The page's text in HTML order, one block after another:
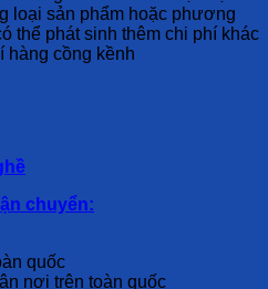
loại sản phẩm hoặc phương
thể phát sinh thêm chi phí khác
hàng cồng kềnh
chuyển:
quốc
nơi trên toàn quốc